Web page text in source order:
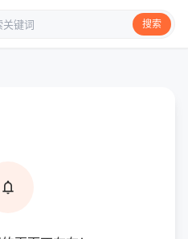
搜索
notifications